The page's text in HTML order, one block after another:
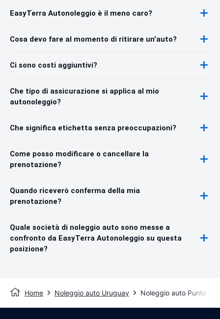
EasyTerra Autonoleggio è il meno caro?
Cosa devo fare al momento di ritirare un'auto?
Ci sono costi aggiuntivi?
Che tipo di assicurazione si applica al mio
autonoleggio?
Che significa etichetta senza preoccupazioni?
Come posso modificare o cancellare la
prenotazione?
Quando riceverò conferma della mia
prenotazione?
Quale società di noleggio auto sono messe a
confronto da EasyTerra Autonoleggio su questa
posizione?
Home Noleggio auto Uruguay Noleggio auto Punta Del